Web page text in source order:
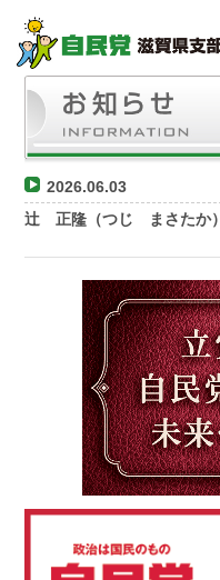
2026.06.03
辻 正隆（つじ まさたか）